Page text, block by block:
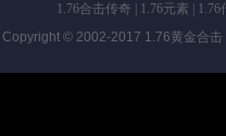
1.76合击传奇 1.76元素
1.76
Copyright © 2002-2017 1.76黄金合击